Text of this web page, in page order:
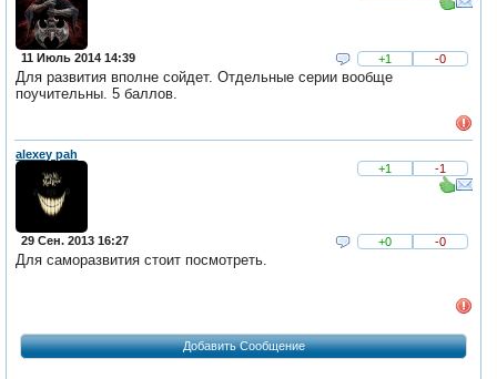
11 Июль 2014 14:39 +1 -0
Для развития вполне сойдет. Отдельные серии вообще
поучительны. 5 баллов.
alexey pah
+1
-1
29 Сен. 2013 16:27 +0 -0
Для саморазвития стоит посмотреть.
Добавить Сообщение